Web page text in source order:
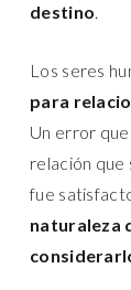
destino.
Los seres
para
Un error
relación que
fue
naturaleza